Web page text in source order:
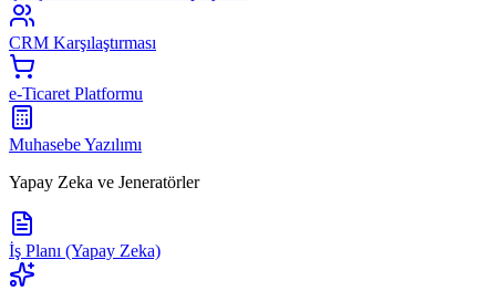
CRM Karşılaştırması
e-Ticaret Platformu
Muhasebe Yazılımı
Yapay Zeka ve Jeneratörler
İş Planı (Yapay Zeka)